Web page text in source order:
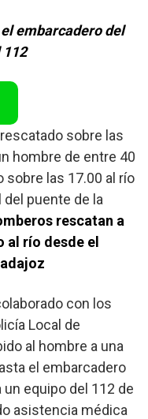
embarcadero del
112
sobre las
hombre de entre 40
sobre las 17.00 al río
del puente de la
rescatan a
al río desde el
con los
Local de
al hombre a una
el embarcadero
equipo del 112 de
asistencia médica